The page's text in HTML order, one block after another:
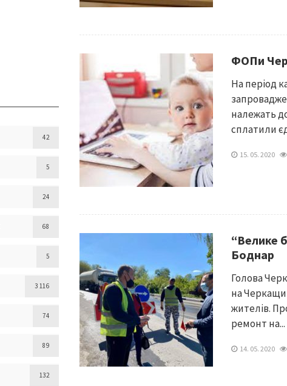
ФОПи
На період
належать
сплатили
15. 05. 2020
“Велике
Боднар
Голова
на
жителів.
ремонт на...
14. 05. 2020
42
5
24
68
5
3 116
74
89
132